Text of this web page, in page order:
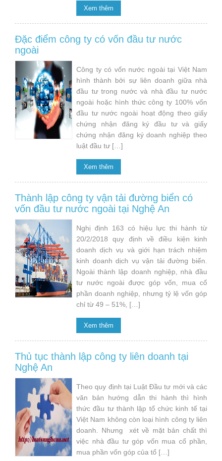
Xem thêm
Đặc điểm công ty có vốn đầu tư nước
ngoài
Công ty có vốn nước ngoài tại Việt Nam
hình thành bởi sự liên doanh giữa nhà
đầu tư trong nước và nhà đầu tư nước
ngoài hoặc hình thức công ty 100% vốn
đầu tư nước ngoài hoạt động theo giấy
chứng nhận đăng ký đầu tư và giấy
chứng nhận đăng ký doanh nghiệp theo
luật đầu tư […]
Xem thêm
Thành lập công ty vận tải đường biển có
vốn đầu tư nước ngoài tại Nghệ An
Nghị định 163 có hiệu lực thi hành từ
20/2/2018 quy định về điều kiện kinh
doanh dịch vụ và giới hạn trách nhiệm
kinh doanh dịch vụ vận tải đường biển.
Ngoài thành lập doanh nghiệp, nhà đầu
tư nước ngoài được góp vốn, mua cổ
phần doanh nghiệp, nhưng tỷ lệ vốn góp
chỉ từ 49 – 51%, […]
Xem thêm
Thủ tục thành lập công ty liên doanh tại
Nghệ An
Theo quy định tại Luật Đầu tư mới và các
văn bản hướng dẫn thi hành thì hình
thức đầu tư thành lập tổ chức kinh tế tại
Việt Nam không còn loại hình công ty liên
doanh. Nhưng xét về mặt bản chất thì
việc nhà đầu tư góp vốn mua cổ phần,
mua phần vốn góp của tổ […]